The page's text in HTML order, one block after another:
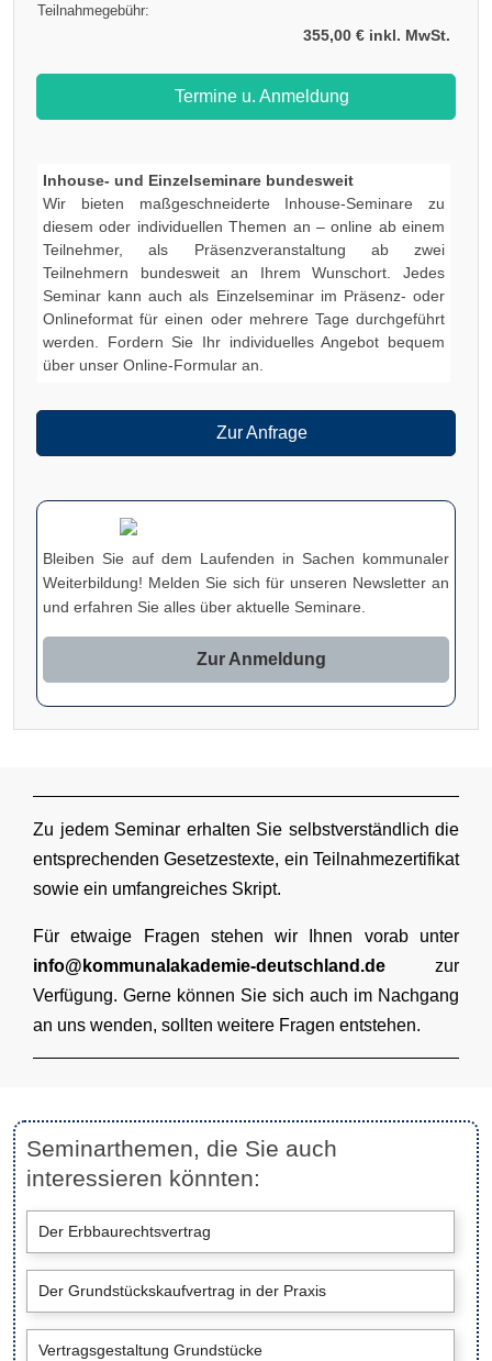
Teilnahmegebühr:
355,00 € inkl. MwSt.
Termine u. Anmeldung
Inhouse- und Einzelseminare bundesweit
Wir bieten maßgeschneiderte Inhouse-Seminare zu
diesem oder individuellen Themen an – online ab einem
Teilnehmer, als Präsenzveranstaltung ab zwei
Teilnehmern bundesweit an Ihrem Wunschort. Jedes
Seminar kann auch als Einzelseminar im Präsenz- oder
Onlineformat für einen oder mehrere Tage durchgeführt
werden. Fordern Sie Ihr individuelles Angebot bequem
über unser Online-Formular an.
Zur Anfrage
Bleiben Sie auf dem Laufenden in Sachen kommunaler
Weiterbildung! Melden Sie sich für unseren Newsletter an
und erfahren Sie alles über aktuelle Seminare.
Zur Anmeldung
Zu jedem Seminar erhalten Sie selbstverständlich die
entsprechenden Gesetzestexte, ein Teilnahmezertifikat
sowie ein umfangreiches Skript.
Für etwaige Fragen stehen wir Ihnen vorab unter
info@kommunalakademie-deutschland.de zur
Verfügung. Gerne können Sie sich auch im Nachgang
an uns wenden, sollten weitere Fragen entstehen.
Seminarthemen, die Sie auch
interessieren könnten:
Der Erbbaurechtsvertrag
Der Grundstückskaufvertrag in der Praxis
Vertragsgestaltung Grundstücke